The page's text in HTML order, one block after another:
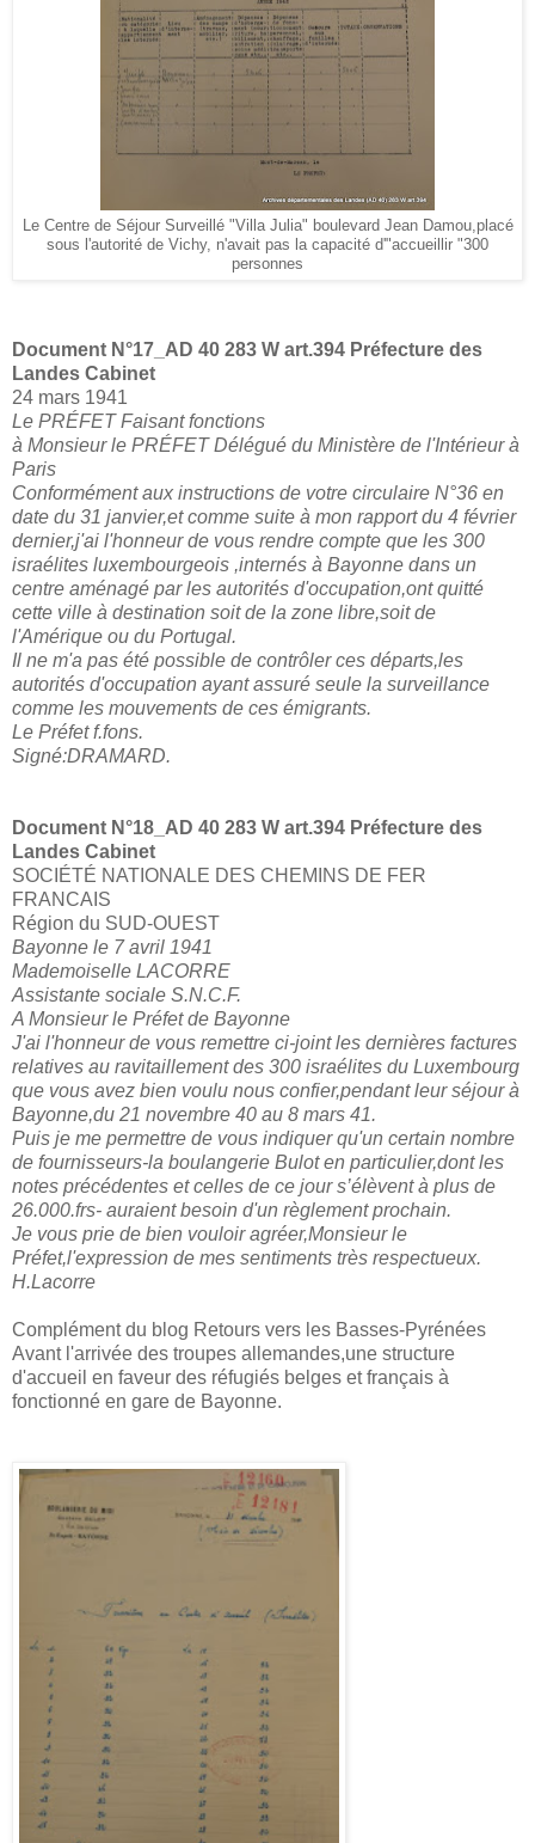
Le Centre de Séjour Surveillé "Villa Julia" boulevard Jean Damou,placé
sous l'autorité de Vichy, n'avait pas la capacité d'"accueillir "300
personnes
Document N°17_ AD 40 283 W art.394 Préfecture des
Landes Cabinet
24 mars 1941
Le PRÉFET Faisant fonctions
à Monsieur le PRÉFET Délégué du Ministère de l'Intérieur à
Paris
Conformément aux instructions de votre circulaire N°36 en
date du 31 janvier,et comme suite à mon rapport du 4 février
dernier,j'ai l'honneur de vous rendre compte que les 300
israélites luxembourgeois ,internés à Bayonne dans un
centre aménagé par les autorités d'occupation,ont quitté
cette ville à destination soit de la zone libre,soit de
l'Amérique ou du Portugal.
Il ne m'a pas été possible de contrôler ces départs,les
autorités d'occupation ayant assuré seule la surveillance
comme les mouvements de ces émigrants.
Le Préfet f.fons.
Signé:DRAMARD.
Document N°18_ AD 40 283 W art.394 Préfecture des
Landes Cabinet
SOCIÉTÉ NATIONALE DES CHEMINS DE FER
FRANCAIS
Région du SUD-OUEST
Bayonne le 7 avril 1941
Mademoiselle LACORRE
Assistante sociale S.N.C.F.
A Monsieur le Préfet de Bayonne
J'ai l'honneur de vous remettre ci-joint les dernières factures
relatives au ravitaillement des 300 israélites du Luxembourg
que vous avez bien voulu nous confier,pendant leur séjour à
Bayonne,du 21 novembre 40 au 8 mars 41.
Puis je me permettre de vous indiquer qu'un certain nombre
de fournisseurs-la boulangerie Bulot en particulier,dont les
notes précédentes et celles de ce jour s’élèvent à plus de
26.000.frs- auraient besoin d'un règlement prochain.
Je vous prie de bien vouloir agréer,Monsieur le
Préfet,l'expression de mes sentiments très respectueux.
H.Lacorre
Complément du blog Retours vers les Basses-Pyrénées
Avant l'arrivée des troupes allemandes,une structure
d'accueil en faveur des réfugiés belges et français à
fonctionné en gare de Bayonne.